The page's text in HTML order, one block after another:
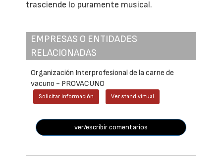
trasciende lo puramente musical.
EMPRESAS O ENTIDADES
RELACIONADAS
Organización Interprofesional de la carne de
vacuno - PROVACUNO
Solicitar información Ver stand virtual
ver/escribir comentarios